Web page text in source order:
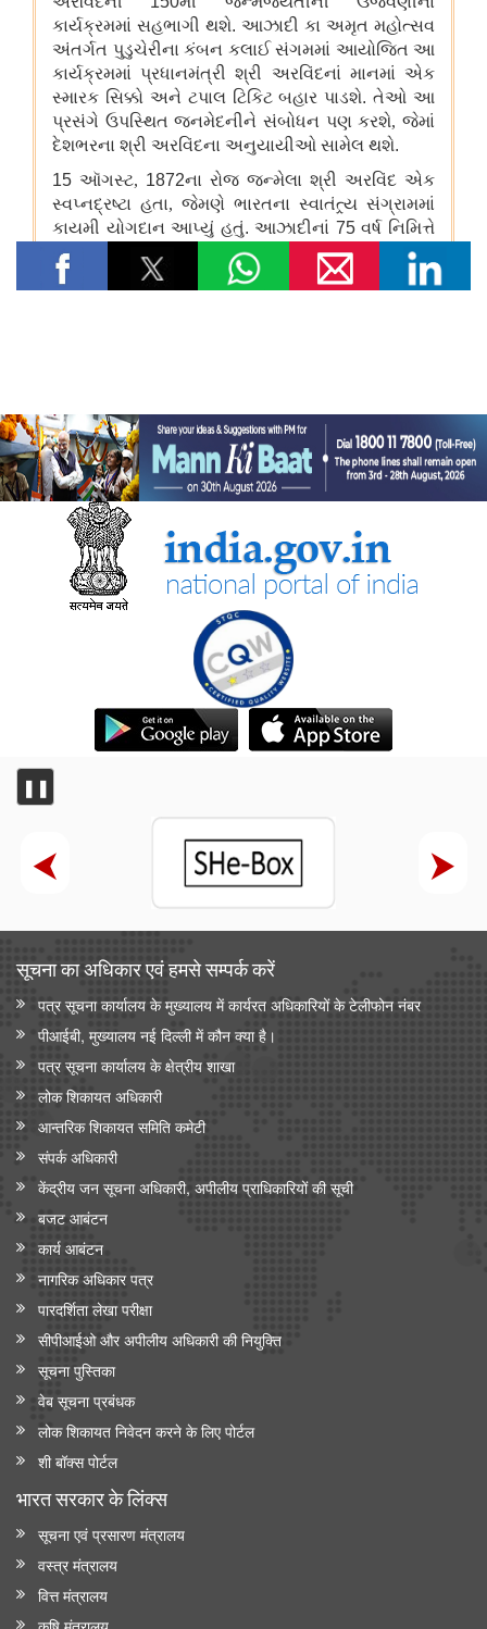
❚❚
सूचना का अधिकार एवं हमसे सम्‍पर्क करें
पत्र सूचना कार्यालय के मुख्यालय में कार्यरत अधिकारियों के टेलीफोन नंबर
पीआईबी, मुख्यालय नई दिल्ली में कौन क्या है।
पत्र सूचना कार्यालय के क्षेत्रीय शाखा
लोक शिकायत अधिकारी
आन्‍तरिक शिकायत समिति कमेटी
संपर्क अधिकारी
केंद्रीय जन सूचना अधिकारी, अपीलीय प्राधिकारियों की सूची
बजट आबंटन
कार्य आबंटन
नागरिक अधिकार पत्र
पारदर्शिता लेखा परीक्षा
सीपीआईओ और अपी‍लीय अधिकारी की नियुक्ति
सूचना पुस्तिका
वेब सूचना प्रबंधक
लोक शिकायत निवेदन करने के लिए पोर्टल
शी बॉक्स पोर्टल
भारत सरकार के लिंक्‍स
सूचना एवं प्रसारण मंत्रालय
वस्त्र मंत्रालय
वित्त मंत्रालय